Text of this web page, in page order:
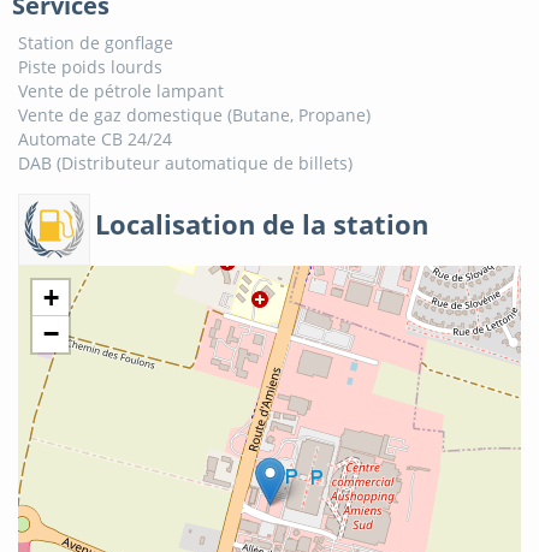
Station de gonflage
Piste poids lourds
Vente de pétrole lampant
Vente de gaz domestique (Butane, Propane)
Automate CB 24/24
DAB (Distributeur automatique de billets)
Localisation de la station
+
−